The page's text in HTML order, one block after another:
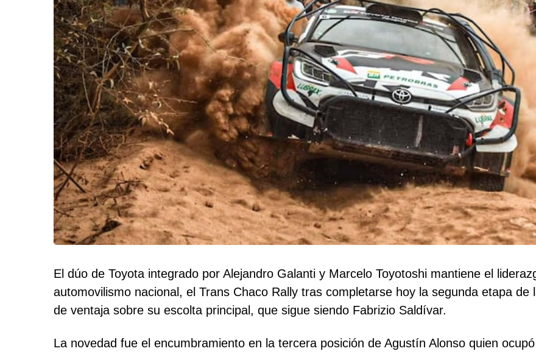
El dúo de Toyota integrado por Alejandro Galanti y Marcelo Toyotoshi mantiene el
automovilismo nacional, el Trans Chaco Rally tras completarse hoy la segunda etapa
de ventaja sobre su escolta principal, que sigue siendo Fabrizio Saldívar.
La novedad fue el encumbramiento en la tercera posición de Agustín Alonso quien